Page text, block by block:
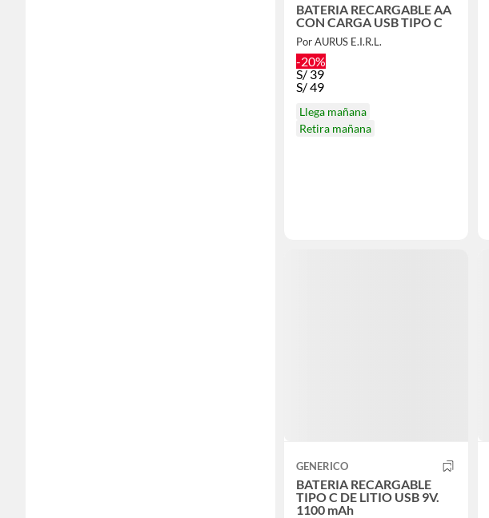
BATERIA RECARGABLE AA
CON CARGA USB TIPO C
Por AURUS E.I.R.L.
-20%
S/39
S/49
Llega mañana
Retira mañana
GENERICO
BATERIA RECARGABLE
TIPO C DE LITIO USB 9V.
1100 mAh